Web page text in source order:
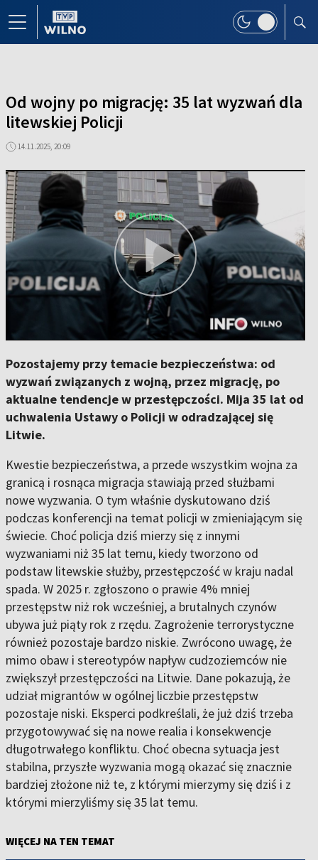
Od wojny po migrację: 35 lat wyzwań dla
litewskiej Policji
14.11.2025, 20:09
Pozostajemy przy temacie bezpieczeństwa: od
wyzwań związanych z wojną, przez migrację, po
aktualne tendencje w przestępczości. Mija 35 lat od
uchwalenia Ustawy o Policji w odradzającej się
Litwie.
Kwestie bezpieczeństwa, a przede wszystkim wojna za
granicą i rosnąca migracja stawiają przed służbami
nowe wyzwania. O tym właśnie dyskutowano dziś
podczas konferencji na temat policji w zmieniającym się
świecie. Choć policja dziś mierzy się z innymi
wyzwaniami niż 35 lat temu, kiedy tworzono od
podstaw litewskie służby, przestępczość w kraju nadal
spada. W 2025 r. zgłoszono o prawie 4% mniej
przestępstw niż rok wcześniej, a brutalnych czynów
ubywa już piąty rok z rzędu. Zagrożenie terrorystyczne
również pozostaje bardzo niskie. Zwrócono uwagę, że
mimo obaw i stereotypów napływ cudzoziemców nie
zwiększył przestępczości na Litwie. Dane pokazują, że
udział migrantów w ogólnej liczbie przestępstw
pozostaje niski. Eksperci podkreślali, że już dziś trzeba
przygotowywać się na nowe realia i konsekwencje
długotrwałego konfliktu. Choć obecna sytuacja jest
stabilna, przyszłe wyzwania mogą okazać się znacznie
bardziej złożone niż te, z którymi mierzymy się dziś i z
którymi mierzyliśmy się 35 lat temu.
WIĘCEJ NA TEN TEMAT